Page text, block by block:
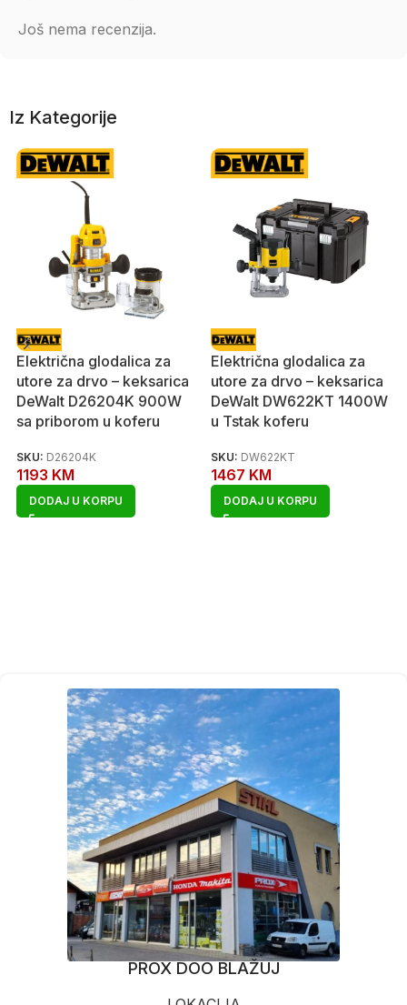
Još nema recenzija.
Iz Kategorije
Električna glodalica za
utore za drvo – keksarica
DeWalt D26204K 900W
sa priborom u koferu
SKU: D26204K
1193 KM
DODAJ U KORPU
Električna glodalica za
utore za drvo – keksarica
DeWalt DW622KT 1400W
u Tstak koferu
SKU: DW622KT
1467 KM
DODAJ U KORPU
PROX DOO BLAŽUJ